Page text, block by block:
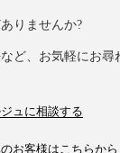
りませんか?
ど、お気軽にお尋
ュに相談する
お客様はこちらから